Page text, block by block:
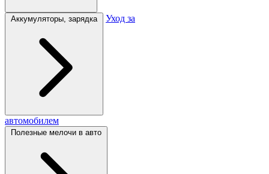
Аккумуляторы, зарядка Уход за
автомобилем
Полезные мелочи в авто